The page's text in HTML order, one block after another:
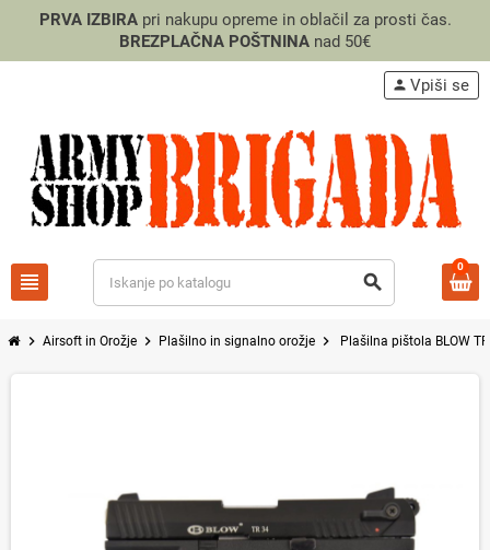
PRVA IZBIRApri nakupu opreme in oblačil za prosti čas.
BREZPLAČNA POŠTNINA nad 50€
view_headline search
person Vpiši se
0
chevron_right Airsoft in Orožje chevron_right Plašilno in signalno orožje chevron_right Plašilna pištola BLOW